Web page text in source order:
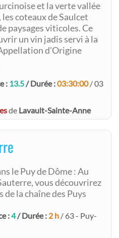
et la verte vallée
coteaux de Saulcet
paysages viticoles. Ce
un vin jadis servi à la
d’Origine
: 13.5/ Durée :03:30:00/ 03
de Lavault-Sainte-Anne
le Puy de Dôme : Au
vous découvrirez
la chaîne des Puys
:4/ Durée : 2 h / 63 - Puy-